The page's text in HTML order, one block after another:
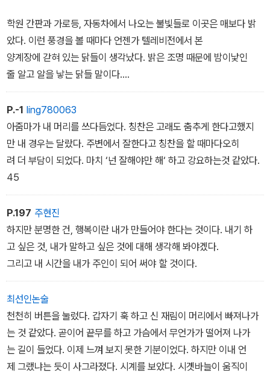
학원 간판과 가로등, 자동차에서 나오는 불빛들로 이곳은 매보다 밝
았다. 이런 풍경을 볼 때마다 언젠가 텔레비전에서 본
양계장에 갇혀 있는 닭들이 생각났다. 밝은 조명 때문에 밤이낯인
줄 알고 알을 낳는 닭들 말이다.
78
P.-1 ling780063
아줌마가 내 머리를 쓰다듬었다. 칭찬은 고래도 춤추게 한다고했지
만 내 경우는 달랐다. 주변에서 잘한다고 칭찬을 할 때마다오히
려 더 부담이 되었다. 마치 ‘넌 잘해야만 해‘ 하고 강요하는것 같았다.
45
P.197 주현진
하지만 분명한 건, 행복이란 내가 만들어야 한다는 것이다. 내기 하
고 싶은 것, 내가 말하고 싶은 것에 대해 생각해 봐야겠다.
그리고 내 시간을 내가 주인이 되어 써야 할 것이다.
최선인논술
천천히 버튼을 눌렀다. 갑자기 훅 하고 신 재림이 머리에서 빠져나가
는 것 같았다. 곧이어 끝무를 하고 가슴에서 무언가가 떨어져 나가
는 길이 들었다. 이제 느껴 보지 못한 기분이었다. 하지만 이내 언
제 그랬냐는 듯이 사그라졌다. 시계를 보았다. 시곗바늘이 움직이